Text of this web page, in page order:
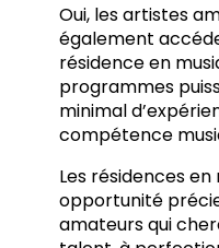
Oui, les artistes
également
résidence en
programmes
minimal
compétence
Les résidences
opportunité
amateurs qui